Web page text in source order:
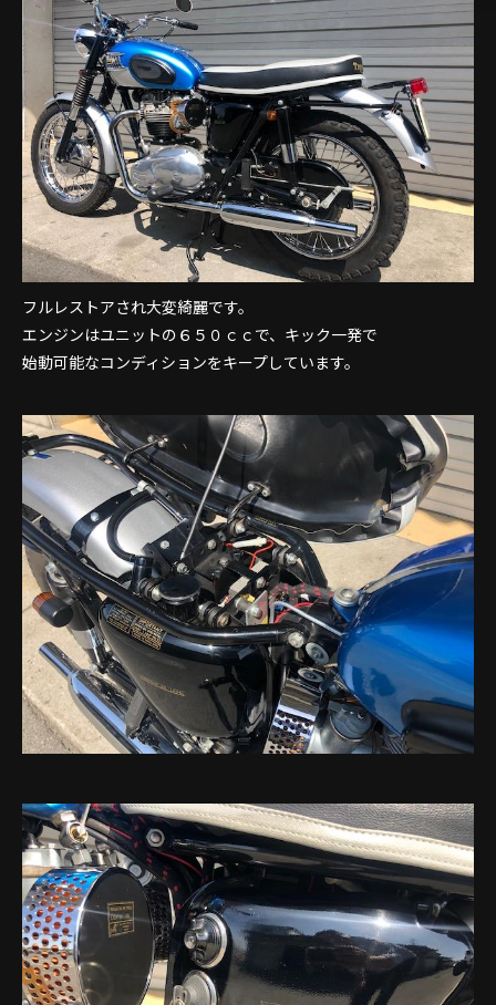
フルレストアされ大変綺麗です。
エンジンはユニットの６５０ｃｃで、キック一発で
始動可能なコンディションをキープしています。